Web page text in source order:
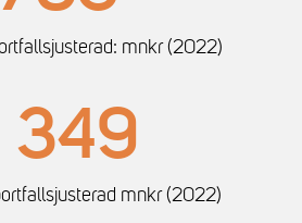
mnkr (2022)
349
mnkr (2022)